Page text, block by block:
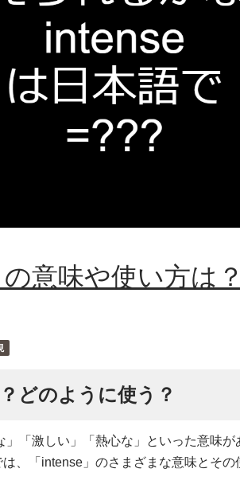
意味や使い方は
どのように使う？
「激しい」「熱心な」といった意味
、「intense」のさまざまな意味とその